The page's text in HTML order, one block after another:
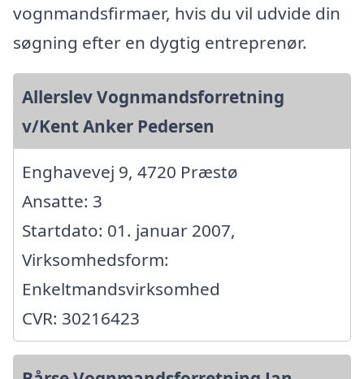
vognmandsfirmaer, hvis du vil udvide din
søgning efter en dygtig entreprenør.
Allerslev Vognmandsforretning
v/Kent Anker Pedersen
Enghavevej 9, 4720 Præstø
Ansatte: 3
Startdato: 01. januar 2007,
Virksomhedsform:
Enkeltmandsvirksomhed
CVR: 30216423